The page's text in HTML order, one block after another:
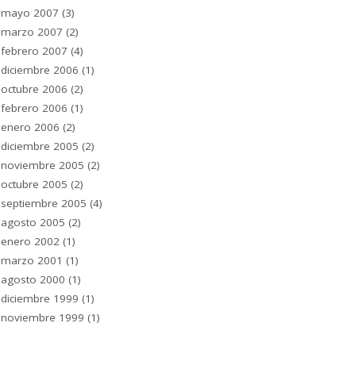
mayo 2007 (3)
marzo 2007 (2)
febrero 2007 (4)
diciembre 2006 (1)
octubre 2006 (2)
febrero 2006 (1)
enero 2006 (2)
diciembre 2005 (2)
noviembre 2005 (2)
octubre 2005 (2)
septiembre 2005 (4)
agosto 2005 (2)
enero 2002 (1)
marzo 2001 (1)
agosto 2000 (1)
diciembre 1999 (1)
noviembre 1999 (1)